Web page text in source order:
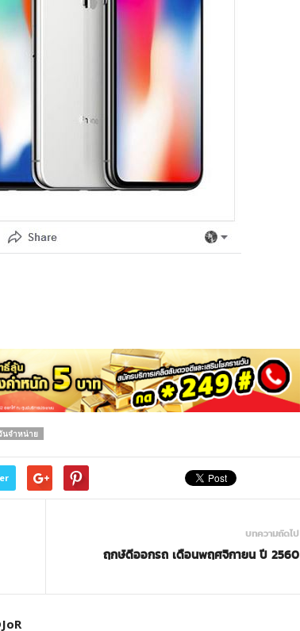
นจำหน่าย
บทความถัดไป
ฤกษ์ดีออกรถ เดือนพฤศจิกายน ปี 2560